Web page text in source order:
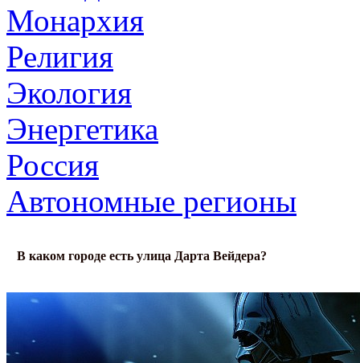
Монархия
Религия
Экология
Энергетика
Россия
Автономные регионы
В каком городе есть улица Дарта Вейдера?